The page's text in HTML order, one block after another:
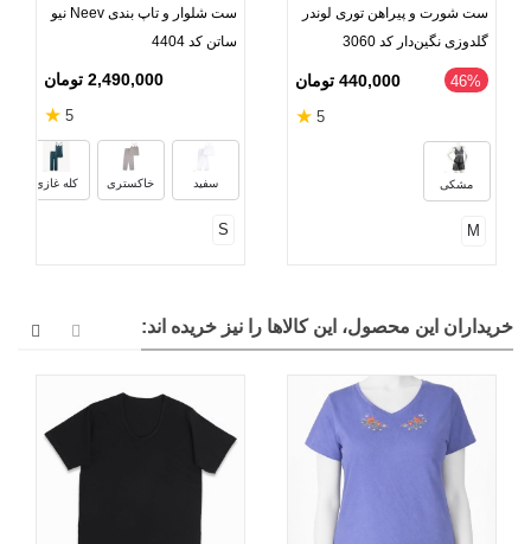
ست شورت و پیراهن توری لوندر
گلدوزی نگین‌دار کد 3060
46% 440,000 تومان
5
★
مشکی
M
ست شلوار و تاپ بندی Neev نیو
ساتن کد 4404
2,490,000 تومان
5
★
سفید خاکستری کله غازی
S
خریداران این محصول، این کالاها را نیز خریده اند: